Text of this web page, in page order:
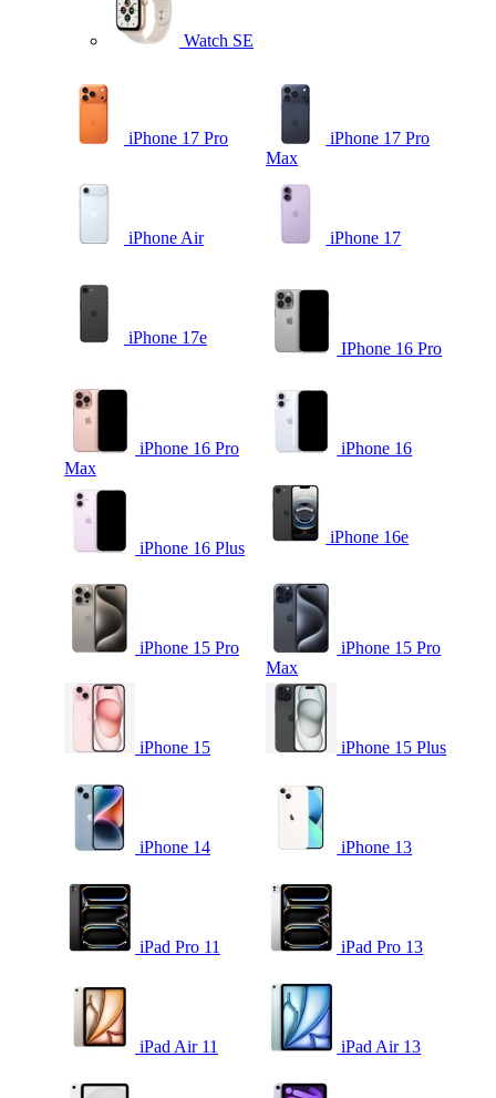
Watch SE
iPhone 17 Pro
iPhone 17 Pro
Max
iPhone Air iPhone 17
iPhone 17e
IPhone 16 Pro
iPhone 16 Pro
Max
iPhone 16
iPhone 16 Plus
iPhone 16e
iPhone 15 Pro
iPhone 15 Pro
Max
iPhone 15 iPhone 15 Plus
iPhone 14 iPhone 13
iPad Pro 11 iPad Pro 13
iPad Air 11 iPad Air 13